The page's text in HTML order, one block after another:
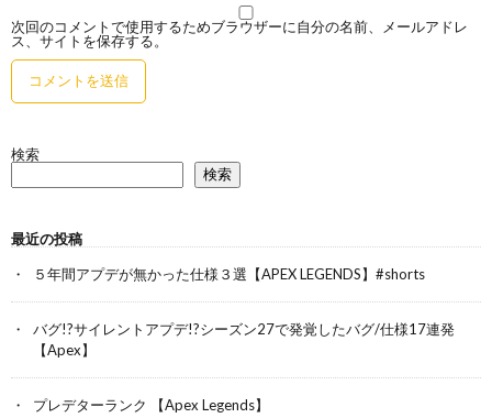
次回のコメントで使用するためブラウザーに自分の名前、メールアドレ
ス、サイトを保存する。
検索
検索
最近の投稿
５年間アプデが無かった仕様３選【APEX LEGENDS】#shorts
バグ!?サイレントアプデ!?シーズン27で発覚したバグ/仕様17連発
【Apex】
プレデターランク 【Apex Legends】